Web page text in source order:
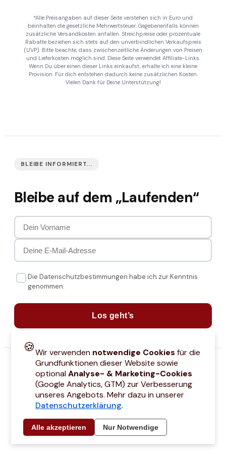
*Alle Preisangaben auf dieser Seite verstehen sich in Euro und
beinhalten die gesetzliche Mehrwertsteuer. Gegebenenfalls können
zusätzliche Versandkosten anfallen. Streichpreise oder prozentuale
Rabatte beziehen sich stets auf den unverbindlichen Verkaufspreis
(UVP). Bitte beachte, dass zwischenzeitliche Änderungen von Preisen
und Lieferkosten möglich sind. Diese Seite verwendet Affiliate-Links.
Wenn Du über einen dieser Links einkaufst, erhalte ich eine kleine
Provision. Für dich entstehen dadurch keine zusätzlichen Kosten.
Vielen Dank für Deine Unterstützung!
BLEIBE INFORMIERT...
Bleibe auf dem „Laufenden“
Die Datenschutzbestimmungen habe ich zur Kenntnis
genommen.
Los geht’s
© 2021 –2026by Joyce Hübner | All Rights Reserved
🍪Wir verwenden notwendige Cookies für die
Grundfunktionen dieser Website sowie
optionalAnalyse- & Marketing-Cookies
(Google Analytics, GTM) zur Verbesserung
unseres Angebots. Mehr dazu in unserer
Datenschutzerklärung.
Alle akzeptieren Nur Notwendige